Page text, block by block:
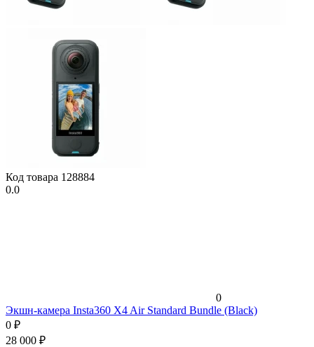
Код товара 128884
0.0
0
Экшн-камера Insta360 X4 Air Standard Bundle (Black)
0 ₽
28 000 ₽